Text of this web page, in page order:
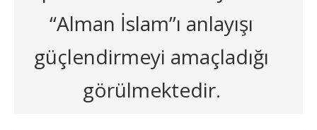
“Alman İslam”ı anlayışı
güçlendirmeyi amaçladığı
görülmektedir.